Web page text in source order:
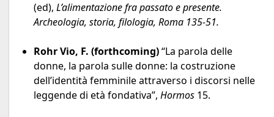
(ed), L’alimentazione fra passato e presente.
Archeologia, storia, filologia, Roma 135-51.
Rohr Vio, F. (forthcoming)“La parola delle
donne, la parola sulle donne: la costruzione
dell’identità femminile attraverso i discorsi nelle
leggende di età fondativa”, Hormos 15.